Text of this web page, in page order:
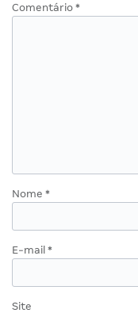
Comentário *
Nome *
E-mail *
Site